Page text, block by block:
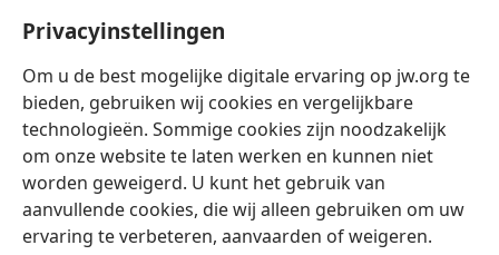
Privacyinstellingen
Om u de best mogelijke digitale ervaring op jw.org te
bieden, gebruiken wij cookies en vergelijkbare
technologieën. Sommige cookies zijn noodzakelijk
om onze website te laten werken en kunnen niet
worden geweigerd. U kunt het gebruik van
aanvullende cookies, die wij alleen gebruiken om uw
ervaring te verbeteren, aanvaarden of weigeren.
de „tijden der heidenen” in het jaar 1914 waren
afgelopen en dat deze getuigen door de
wereldgebeurtenissen waren gerechtvaardigd met
betrekking tot het feit dat zij tientallen jaren naar dat
jaar hadden vooruitgewezen als de tijd waarop Gods
koninkrijk onder Christus in de hemelen de volledige
macht zou ontvangen, met de autoriteit de heidense
natiën van de aarde weg te vagen. De kreet van de